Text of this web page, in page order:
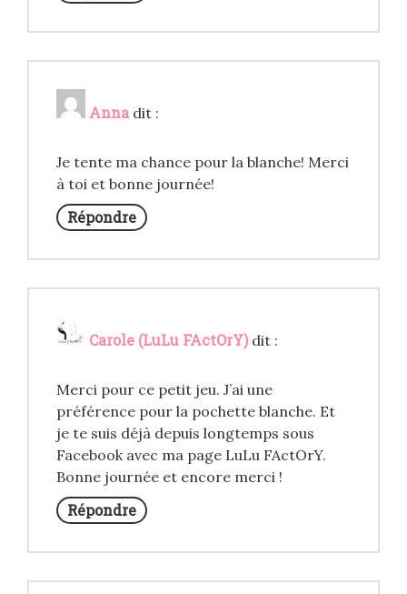
Anna dit :
Je tente ma chance pour la blanche! Merci
à toi et bonne journée!
Répondre
Carole (LuLu FActOrY) dit :
Merci pour ce petit jeu. J’ai une
préférence pour la pochette blanche. Et
je te suis déjà depuis longtemps sous
Facebook avec ma page LuLu FActOrY.
Bonne journée et encore merci !
Répondre